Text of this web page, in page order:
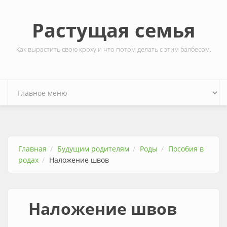
Растущая семья
Как вырастить свою кроху и что потом делать с этим балбесом.
Главная Будущим родителям Роды
Пособия в
родах
Наложение швов
Наложение швов